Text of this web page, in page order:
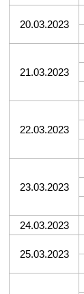
20.03.2023
21.03.2023
22.03.2023
23.03.2023
24.03.2023
25.03.2023